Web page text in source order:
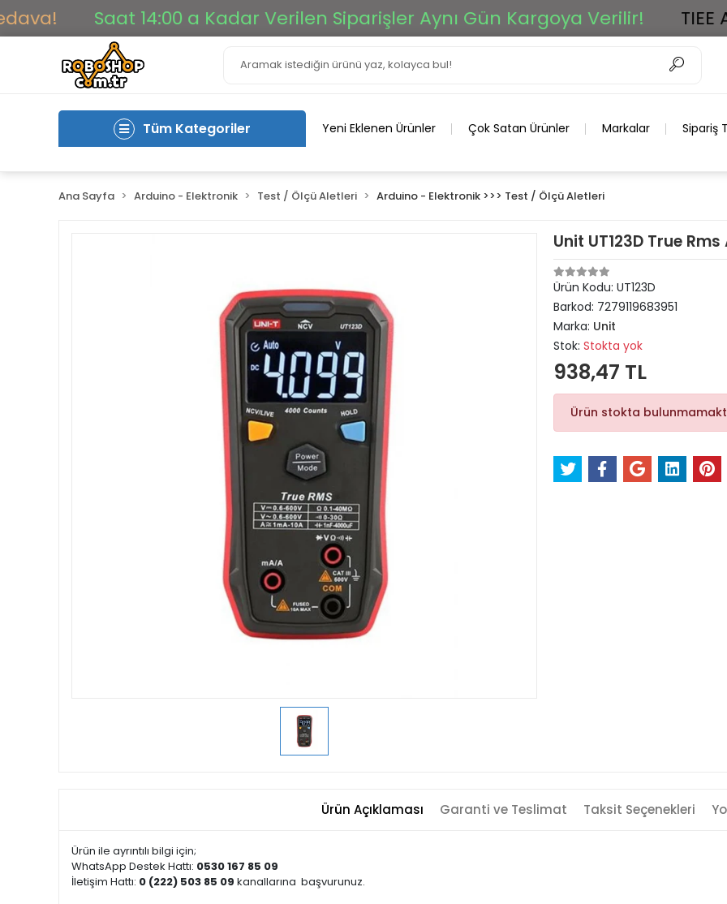
Saat 14:00 a Kadar Verilen Siparişler Aynı Gün Kargoya Verilir! TIEE Ar-
Tüm Kategoriler Yeni Eklenen Ürünler Çok Satan Ürünler Markalar Sipariş
Ana Sayfa Arduino - Elektronik Test / Ölçü Aletleri Arduino - Elektronik >>> Test / Ölçü Aletleri
Unit UT123D True
Ürün Kodu: UT123D
Barkod: 7279119683951
Marka: Unit
Stok: Stokta yok
938,47 TL
Ürün stokta
Ürün Açıklaması Garanti ve Teslimat Taksit Seçenekleri
Ürün ile ayrıntılı bilgi için;
WhatsApp Destek Hattı: 0530 167 85 09
İletişim Hattı: 0 (222) 503 85 09 kanallarına başvurunuz.